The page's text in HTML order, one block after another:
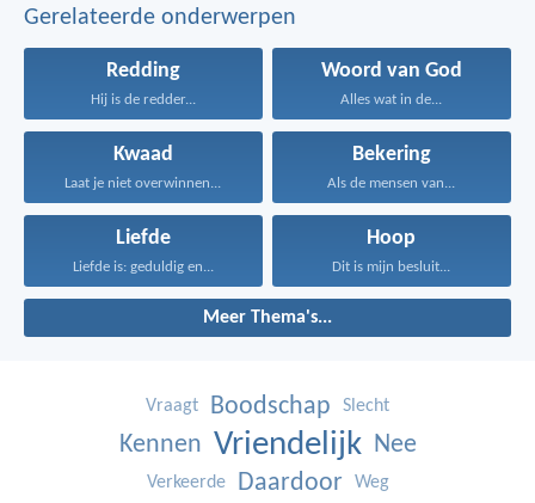
Gerelateerde onderwerpen
Redding
Hij is de redder...
Woord van God
Alles wat in de...
Kwaad
Laat je niet overwinnen...
Bekering
Als de mensen van...
Liefde
Liefde is: geduldig en...
Hoop
Dit is mijn besluit...
Meer Thema's...
Vraagt Boodschap Slecht
Kennen Vriendelijk Nee
Verkeerde Daardoor Weg